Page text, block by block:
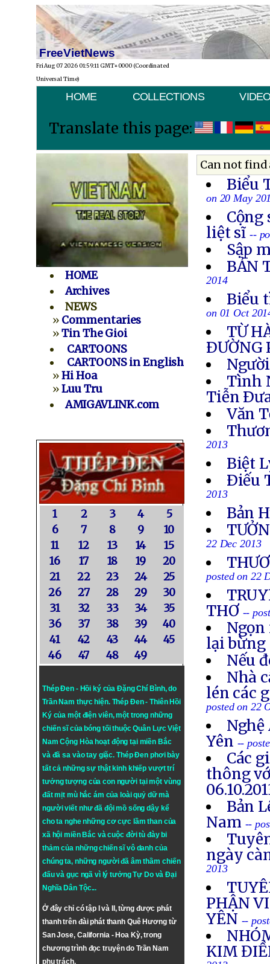
FreeVietNews
Fri Aug 07 2026 01:59:11 GMT+0000 (Coordinated
Universal Time)
HOME COLLECTIONS
Translate this page:
HOME
Archives
NEWS
» Commentaries
»Tin The Gioi
CARTOONS
CARTOONS in English
»Hi Hoa
»Luu Tru
AMIGAVLINK.com
1 2 3 4
5
6
7 8 9
10
11
12 13 14
15
16
17 18 19
20
21
22 23 24
25
26
27 28 29
30
31
32 33 34
35
36
37 38 39
40
41
42 43 44
45
46
47 48 49
Thép Đen - Hồi ký của Đặng Chí Bình, do
Trần Nam thực hiện. Thép Đen- Thiên Hồi
Ký của một điện viên, một trong những
chiến sĩ của bóng tối thuộc Quân Lực Việt
Nam Cộng Hòa hoạt động tại miền Bắc
và đã sa vào tay giặc. Thép Đen phơi bày
tất cả những sự thật kinh khiếp vượt trí
tưởng tượng của con người tại một vùng
đất mịt mù hắc ám của loài quỷ dữ mà
người viết như đã đội mồ sống dậy kể
cho ta nghe những cơ cực lầm than của
xã hội miền Bắc và cuộc đời tù đày bi
thảm của những chiến sĩ vô danh của
chúng ta, những người đã âm thầm chiến
đấu và gục ngã vì lý tưởngTự DovàĐại
Nghĩa Dân Tộc...
Ở đây chỉ có tập I và II, từng được phát
thanh trên đài phát thanh Quê Hương từ
San Jose, California - Hoa Kỳ, trong
chương trình đọc truyện do Trần Nam
phụ trách.
Can not
Biểu
on 20 May
Cộng
liệt sĩ --
Sập
BẢN
2014
Biểu
on 01 Oct
TỪ
ÐƯỜNG
Tình
Tiễn
Văn
2013
Biệt
Ðiếu
2013
Bản
22 Dec 2013
posted on 22
THƠ --
lại bừng
Nếu
Nhà
lén các
posted on 22
Nghệ
Yên --
Các
thông
Bản
Nam --
ngày
2013
PHẬN
YÊN --
KIM